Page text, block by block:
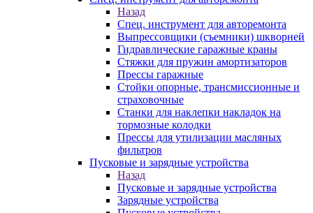
Назад
Спец. инструмент для авторемонта
Выпрессовщики (съемники) шкворней
Гидравлические гаражные краны
Стяжки для пружин амортизаторов
Прессы гаражные
Стойки опорные, трансмиссионные и
страховочные
Станки для наклепки накладок на
тормозные колодки
Прессы для утилизации масляных
фильтров
Пусковые и зарядные устройства
Назад
Пусковые и зарядные устройства
Зарядные устройства